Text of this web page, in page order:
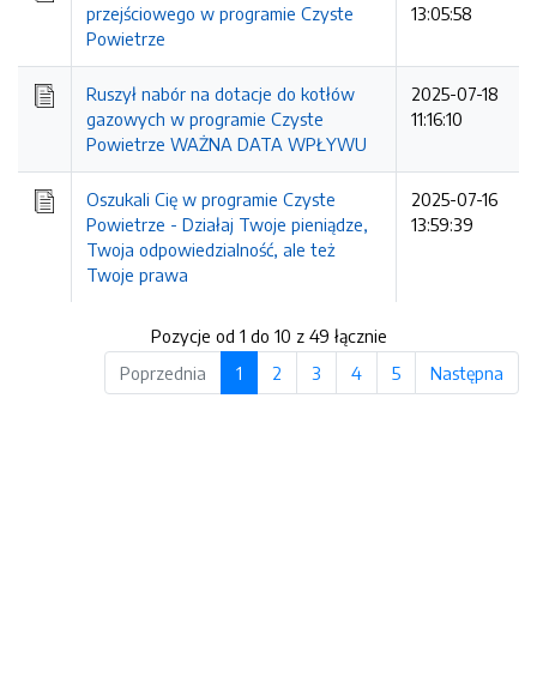
przejściowego w programie Czyste
Powietrze
13:05:58
Ruszył nabór na dotacje do kotłów
gazowych w programie Czyste
Powietrze WAŻNA DATA WPŁYWU
2025-07-18
11:16:10
Oszukali Cię w programie Czyste
Powietrze - Działaj Twoje pieniądze,
Twoja odpowiedzialność, ale też
Twoje prawa
2025-07-16
13:59:39
Pozycje od 1 do 10 z 49 łącznie
Poprzednia
1 2 3 4 5 Następna